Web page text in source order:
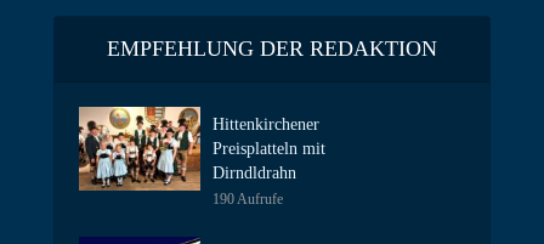
EMPFEHLUNG DER REDAKTION
Hittenkirchener
Preisplatteln mit
Dirndldrahn
190 Aufrufe